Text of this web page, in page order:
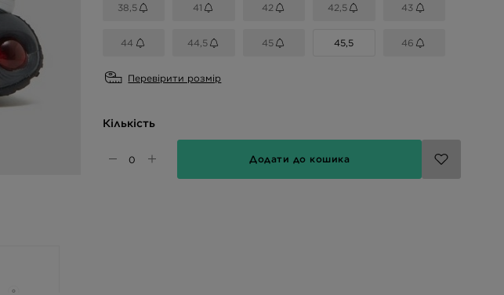
38,5 41 42 42,5 43
44 44,5 45 45,5 46
Перевірити розмір
Кількість
Додати до кошика